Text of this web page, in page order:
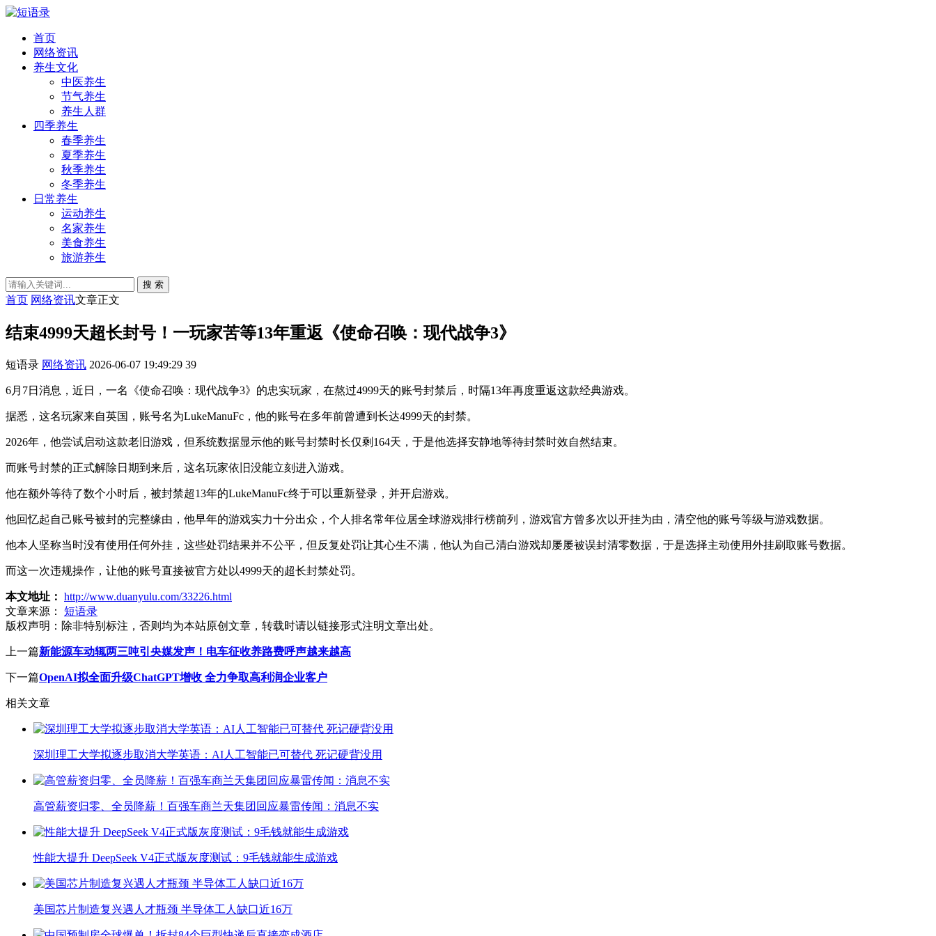
首页
网络资讯
养生文化
中医养生
节气养生
养生人群
四季养生
春季养生
夏季养生
秋季养生
冬季养生
日常养生
运动养生
名家养生
美食养生
旅游养生
搜 索
首页 网络资讯文章正文
结束4999天超长封号！一玩家苦等13年重返《使命召唤：现代战争3》
短语录 网络资讯 2026-06-07 19:49:29 39
6月7日消息，近日，一名《使命召唤：现代战争3》的忠实玩家，在熬过4999天的账号封禁后，时隔13年再度重返这款经典游戏。
据悉，这名玩家来自英国，账号名为LukeManuFc，他的账号在多年前曾遭到长达4999天的封禁。
2026年，他尝试启动这款老旧游戏，但系统数据显示他的账号封禁时长仅剩164天，于是他选择安静地等待封禁时效自然结束。
而账号封禁的正式解除日期到来后，这名玩家依旧没能立刻进入游戏。
他在额外等待了数个小时后，被封禁超13年的LukeManuFc终于可以重新登录，并开启游戏。
他回忆起自己账号被封的完整缘由，他早年的游戏实力十分出众，个人排名常年位居全球游戏排行榜前列，游戏官方曾多次以开挂为由，清空他的账号等级与游戏数据。
他本人坚称当时没有使用任何外挂，这些处罚结果并不公平，但反复处罚让其心生不满，他认为自己清白游戏却屡屡被误封清零数据，于是选择主动使用外挂刷取账号数据。
而这一次违规操作，让他的账号直接被官方处以4999天的超长封禁处罚。
本文地址： http://www.duanyulu.com/33226.html
文章来源：
短语录
版权声明： 除非特别标注，否则均为本站原创文章，转载时请以链接形式注明文章出处。
上一篇新能源车动辄两三吨引央媒发声！电车征收养路费呼声越来越高
下一篇OpenAI拟全面升级ChatGPT增收 全力争取高利润企业客户
相关文章
深圳理工大学拟逐步取消大学英语：AI人工智能已可替代 死记硬背没用
高管薪资归零、全员降薪！百强车商兰天集团回应暴雷传闻：消息不实
性能大提升 DeepSeek V4正式版灰度测试：9毛钱就能生成游戏
美国芯片制造复兴遇人才瓶颈 半导体工人缺口近16万